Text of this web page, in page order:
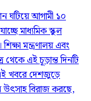
ঘটিয়ে আগামী ১০
মাধ্যমিক স্কুল
মন্ত্রণালয় এবং
থেকে এই চূড়ান্ত দিনটি
এই খবরে দেশজুড়ে
উৎসাহ বিরাজ করছে,